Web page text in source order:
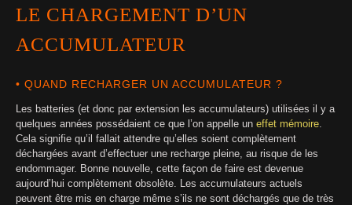
LE CHARGEMENT D’UN
ACCUMULATEUR
• QUAND RECHARGER UN ACCUMULATEUR ?
Les batteries (et donc par extension les accumulateurs) utilisées il y a
quelques années possédaient ce que l’on appelle un effet mémoire.
Cela signifie qu’il fallait attendre qu’elles soient complètement
déchargées avant d’effectuer une recharge pleine, au risque de les
endommager. Bonne nouvelle, cette façon de faire est devenue
aujourd’hui complètement obsolète. Les accumulateurs actuels
peuvent être mis en charge même s’ils ne sont déchargés que de très